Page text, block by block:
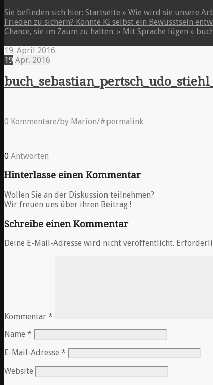
Sie befinden sich hier: Startseite » Wie wird sie unsere
Frieden zu sichern? Könnte KI selbst ein Bewusstsein
Chance, sie im Zaum zu halten. » Mit Sprache lügen »
19. April 2016
19 Apr. 2016
0 Kommentare/by Marion/#permalink
0 Antworten
Hinterlasse einen Kommentar
Wollen Sie an der Diskussion teilnehmen?
Wir freuen uns über ihren Beitrag !
Schreibe einen Kommentar
Deine E-Mail-Adresse wird nicht veröffentlicht.
Kommentar *
Name *
E-Mail-Adresse *
Website